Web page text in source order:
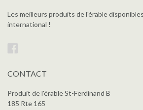
Les meilleurs produits de l'érable
international !
CONTACT
Produit de l'érable St-Ferdinand B
185 Rte 165